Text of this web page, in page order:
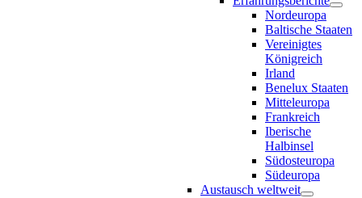
Nordeuropa
Baltische Staaten
Vereinigtes
Königreich
Irland
Benelux Staaten
Mitteleuropa
Frankreich
Iberische
Halbinsel
Südosteuropa
Südeuropa
Austausch weltweit